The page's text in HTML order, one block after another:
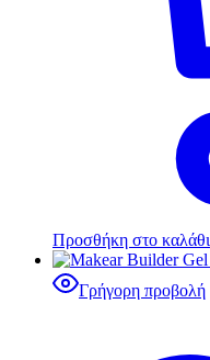
Προσθήκη στο καλάθι
Γρήγορη προβολή